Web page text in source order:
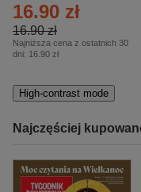
16.90 zł
16.90 zł
Najniższa cena z ostatnich 30
dni: 16.90 zł
High-contrast mode
Najczęściej